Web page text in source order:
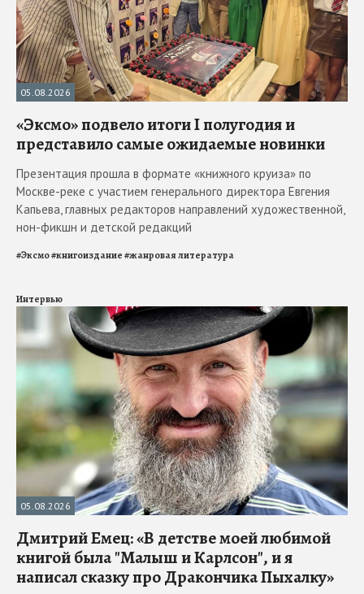
05.08.2026
«Эксмо» подвело итоги I полугодия и
представило самые ожидаемые новинки
Презентация прошла в формате «книжного круиза» по
Москве-реке с участием генерального директора Евгения
Капьева, главных редакторов направлений художественной,
нон-фикшн и детской редакций
#Эксмо#книгоиздание#жанровая литература
Интервью
05.08.2026
Дмитрий Емец: «В детстве моей любимой
книгой была "Малыш и Карлсон", и я
написал сказку про Дракончика Пыхалку»